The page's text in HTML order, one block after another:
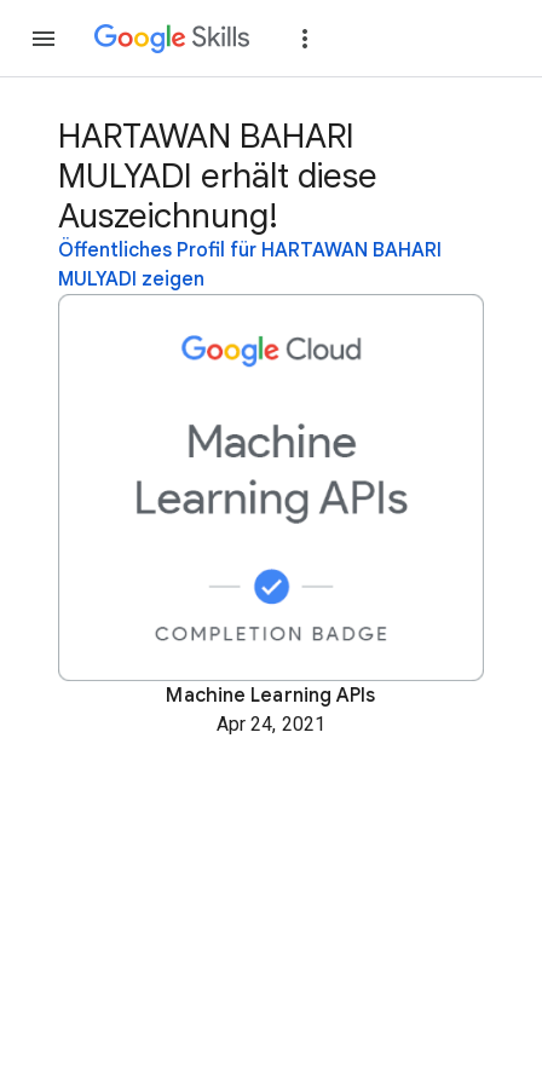
HARTAWAN BAHARI
MULYADI erhält diese
Auszeichnung!
Öffentliches Profil für HARTAWAN BAHARI
MULYADI zeigen